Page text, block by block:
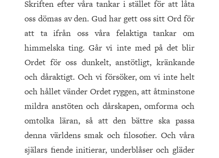
Skriften efter våra tankar i stället för att låta
oss dömas av den. Gud har gett oss sitt Ord för
att ta ifrån oss våra felaktiga tankar om
himmelska ting. Går vi inte med på det blir
Ordet för oss dunkelt, anstötligt, kränkande
och dåraktigt. Och vi försöker, om vi inte helt
och hållet vänder Ordet ryggen, att åtminstone
mildra anstöten och dårskapen, omforma och
omtolka läran, så att den bättre ska passa
denna världens smak och filosofier. Och våra
själars fiende initierar, underblåser och gläder